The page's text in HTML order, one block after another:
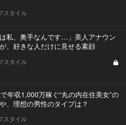
スタイル
は私、奥手なんです…」美人アナウン
、好きな人だけに見せる素顔
スタイル
年収1,000万稼ぐ“丸の内在住美女”の
、理想の男性のタイプは？
スタイル